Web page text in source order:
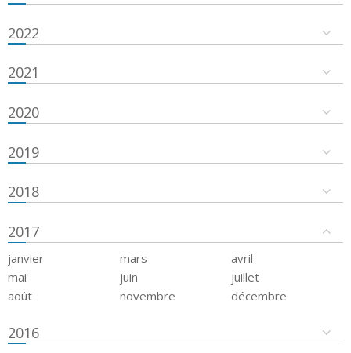
2022
2021
2020
2019
2018
2017
janvier mars
avril
mai
juin
juillet
août
novembre décembre
2016